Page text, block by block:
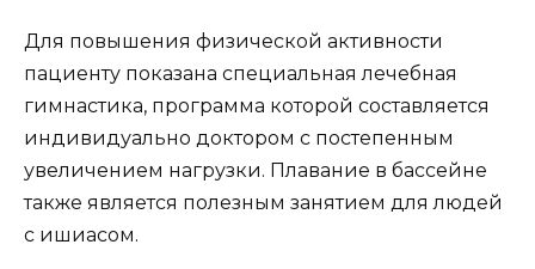
Для повышения физической активности
пациенту показана специальная лечебная
гимнастика, программа которой составляется
индивидуально доктором с постепенным
увеличением нагрузки. Плавание в бассейне
также является полезным занятием для людей
с ишиасом.